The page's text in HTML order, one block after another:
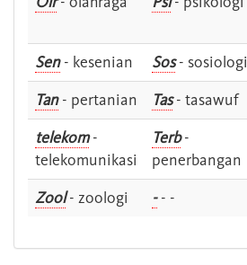
Sen- kesenian Sos- sosiologi
Tan- pertanian Tas- tasawuf
telekom-
telekomunikasi
Terb-
penerbangan
Zool- zoologi -- -